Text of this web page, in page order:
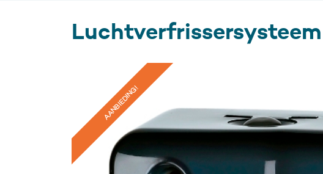
AANBIEDING!